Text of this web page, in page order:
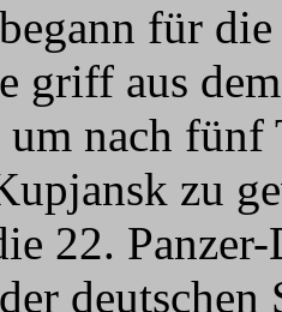
für
griff aus
nach
zu
22.